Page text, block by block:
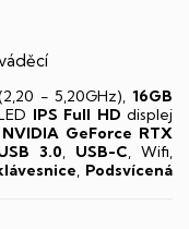
- 5,20GHz), 16GB
IPS Full HD displej
NVIDIA GeForce RTX
3.0, USB-C, Wifi,
, Podsvícená